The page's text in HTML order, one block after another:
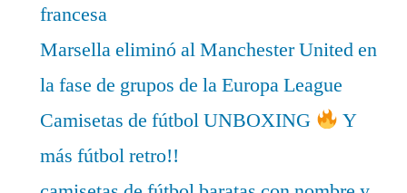
francesa
Marsella eliminó al Manchester United en
la fase de grupos de la Europa League
Camisetas de fútbol UNBOXING
Y
más fútbol retro!!